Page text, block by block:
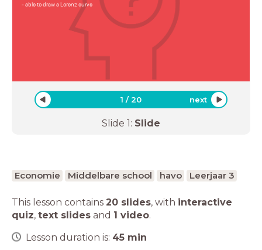
- able to draw a Lorenz curve
1 /20 next
Slide 1: Slide
Economie Middelbare school havo Leerjaar 3
This lesson contains 20 slides, with interactive
quiz, text slides and 1 video.
Lesson duration is: 45 min